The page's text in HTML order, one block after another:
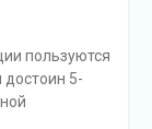
пользуются
достоин 5-